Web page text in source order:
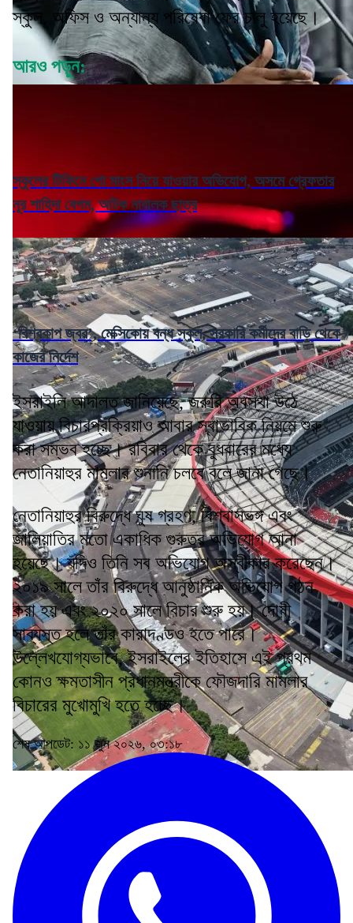
স্কুল, অফিস ও অন্যান্য পরিষেবা ফের চালু হয়েছে।
আরও পড়ুন:
স্কুলের টিফিনে গো মাংস নিয়ে যাওয়ার অভিযোগ, অসমে গ্রেফতার
নূর শাহিদা বেগম, আটক নাবালক ছাত্র
‘বিশ্বকাপ জ্বর’, মেক্সিকোয় বন্ধ স্কুল, সরকারি কর্মীদের বাড়ি থেকে
কাজের নির্দেশ
ইসরাইলি আদালত জানিয়েছে, জরুরি অবস্থা উঠে
যাওয়ায় বিচারপ্রক্রিয়াও আবার স্বাভাবিক নিয়মে শুরু
করা সম্ভব হচ্ছে। রবিবার থেকে বুধবারের মধ্যে
নেতানিয়াহুর মামলার শুনানি চলবে বলে জানা গেছে।
নেতানিয়াহুর বিরুদ্ধে ঘুষ গ্রহণ, বিশ্বাসভঙ্গ এবং
জালিয়াতির মতো একাধিক গুরুতর অভিযোগ আনা
হয়েছে। যদিও তিনি সব অভিযোগ অস্বীকার করেছেন।
২০১৯ সালে তাঁর বিরুদ্ধে আনুষ্ঠানিক অভিযোগ গঠন
করা হয় এবং ২০২০ সালে বিচার শুরু হয়। দোষী
সাব্যস্ত হলে তাঁর কারাদণ্ডও হতে পারে।
উল্লেখযোগ্যভাবে, ইসরাইলের ইতিহাসে এই প্রথম
কোনও ক্ষমতাসীন প্রধানমন্ত্রীকে ফৌজদারি মামলার
বিচারের মুখোমুখি হতে হচ্ছে।
শেষ আপডেট: ১১ জুন ২০২৬, ০৩:১৮